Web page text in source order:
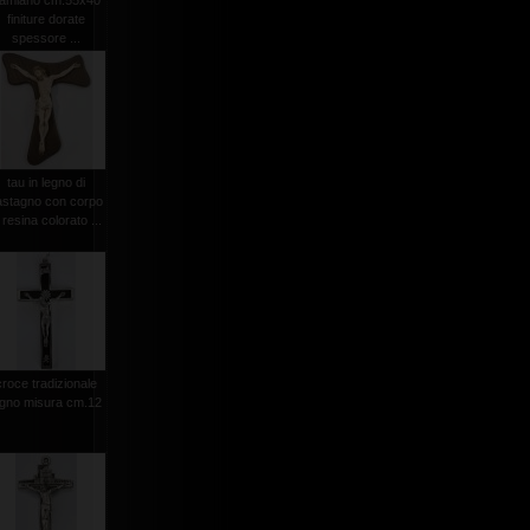
finiture dorate
spessore ...
tau in legno di
con corpo
resina colorato ...
tradizionale
misura cm.12